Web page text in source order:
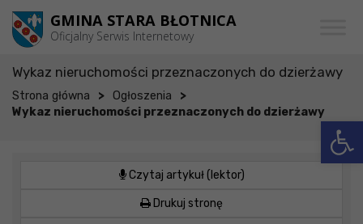
Przejdź do menu
Przejdź do głównej treści strony
Przejdź do stopki strony GMINA STARA BŁOTNICA
Oficjalny Serwis Internetowy
Wykaz nieruchomości przeznaczonych do dzierżawy
Strona główna > Ogłoszenia >
Wykaz nieruchomości przeznaczonych do dzierżawy
Czytaj artykuł (lektor)
Drukuj stronę